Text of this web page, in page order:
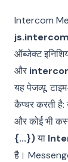
Intercom
ऑब्जेक्ट
और
यह पेजव्यू,
कैप्चर करती है:
और कोई भी
{...})या
है।